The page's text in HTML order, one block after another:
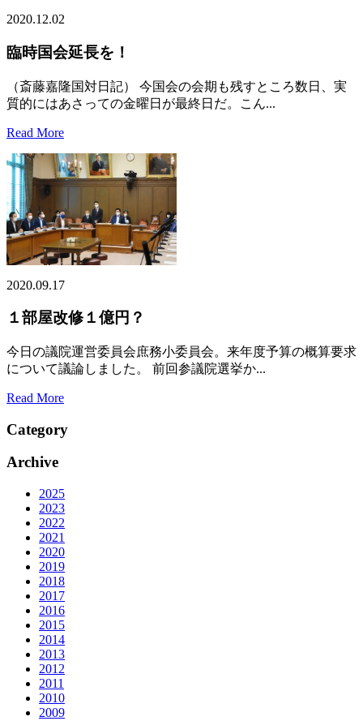
2020.12.02
臨時国会延長を！
（斎藤嘉隆国対日記） 今国会の会期も残すところ数日、実
質的にはあさっての金曜日が最終日だ。こん...
Read More
2020.09.17
１部屋改修１億円？
今日の議院運営委員会庶務小委員会。来年度予算の概算要求
について議論しました。 前回参議院選挙か...
Read More
Category
Archive
2025
2023
2022
2021
2020
2019
2018
2017
2016
2015
2014
2013
2012
2011
2010
2009